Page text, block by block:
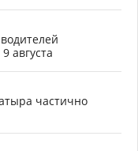
августа
частично